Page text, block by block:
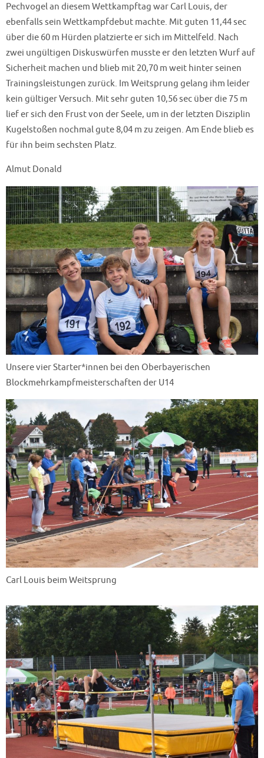
Pechvogel an diesem Wettkampftag war Carl Louis, der
ebenfalls sein Wettkampfdebut machte. Mit guten 11,44 sec
über die 60 m Hürden platzierte er sich im Mittelfeld. Nach
zwei ungültigen Diskuswürfen musste er den letzten Wurf auf
Sicherheit machen und blieb mit 20,70 m weit hinter seinen
Trainingsleistungen zurück. Im Weitsprung gelang ihm leider
kein gültiger Versuch. Mit sehr guten 10,56 sec über die 75 m
lief er sich den Frust von der Seele, um in der letzten Disziplin
Kugelstoßen nochmal gute 8,04 m zu zeigen. Am Ende blieb es
für ihn beim sechsten Platz.
Almut Donald
Unsere vier Starter*innen bei den Oberbayerischen
Blockmehrkampfmeisterschaften der U14
Carl Louis beim Weitsprung